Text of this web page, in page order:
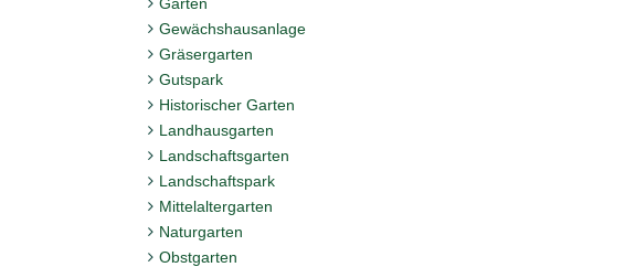
Gewächshausanlage
Gräsergarten
Gutspark
Historischer Garten
Landhausgarten
Landschaftsgarten
Landschaftspark
Mittelaltergarten
Naturgarten
Obstgarten